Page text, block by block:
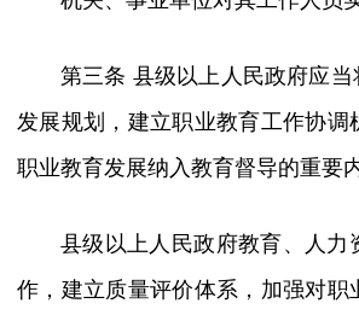
第三条 县级以上人民政府应
发展规划，建立职业教育工作协
职业教育发展纳入教育督导的重要内
县级以上人民政府教育、人
作，建立质量评价体系，加强对